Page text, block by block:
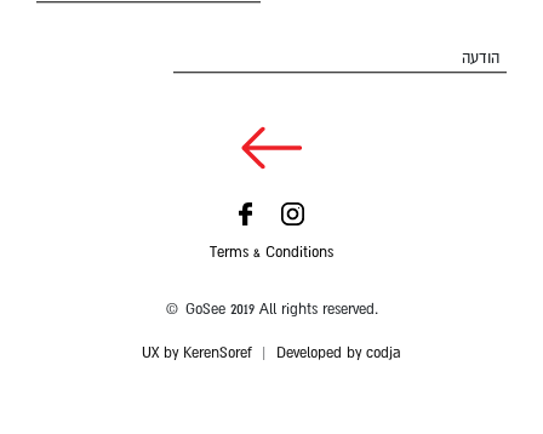
הודעה
Terms & Conditions
© GoSee 2019 All rights reserved.
UX by KerenSoref Developed by codja